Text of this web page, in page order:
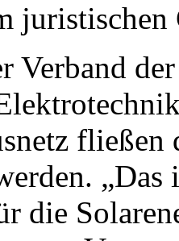
juristischen
Verband
fließen
die